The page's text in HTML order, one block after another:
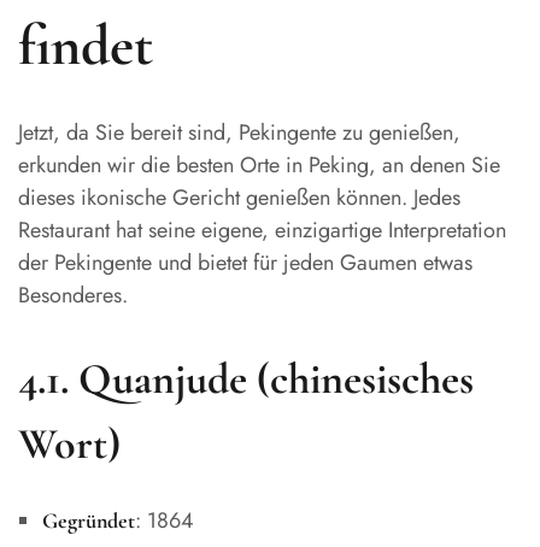
findet
Jetzt, da Sie bereit sind, Pekingente zu genießen,
erkunden wir die besten Orte in Peking, an denen Sie
dieses ikonische Gericht genießen können. Jedes
Restaurant hat seine eigene, einzigartige Interpretation
der Pekingente und bietet für jeden Gaumen etwas
Besonderes.
4.1. Quanjude (chinesisches
Wort)
Gegründet: 1864